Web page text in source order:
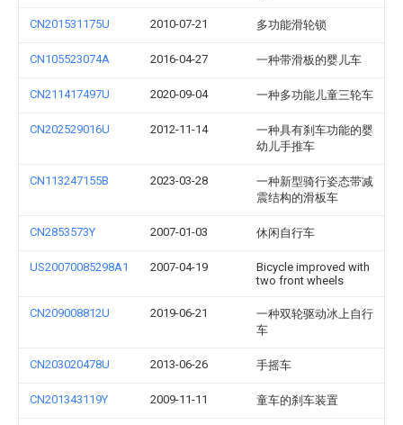
CN201531175U 2010-07-21 多功能滑轮锁
CN105523074A 2016-04-27 一种带滑板的婴儿车
CN211417497U 2020-09-04 一种多功能儿童三轮车
CN202529016U 2012-11-14
一种具有刹车功能的婴
幼儿手推车
CN113247155B 2023-03-28
一种新型骑行姿态带减
震结构的滑板车
CN2853573Y 2007-01-03 休闲自行车
US20070085298A1 2007-04-19
Bicycle improved with
two front wheels
CN209008812U 2019-06-21
一种双轮驱动冰上自行
车
CN203020478U 2013-06-26 手摇车
CN201343119Y 2009-11-11 童车的刹车装置